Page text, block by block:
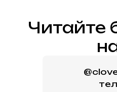
Читайте